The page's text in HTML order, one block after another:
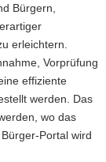
Bürgern,
erleichtern.
Vorprüfung
effiziente
werden. Das
wo das
Portal wird